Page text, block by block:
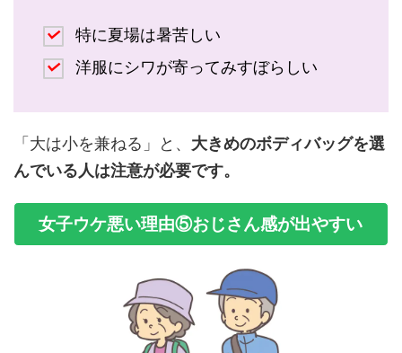
特に夏場は暑苦しい
洋服にシワが寄ってみすぼらしい
「大は小を兼ねる」と、 大きめのボディバッグを選
んでいる人は注意が必要です。
女子ウケ悪い理由⑤おじさん感が出やすい